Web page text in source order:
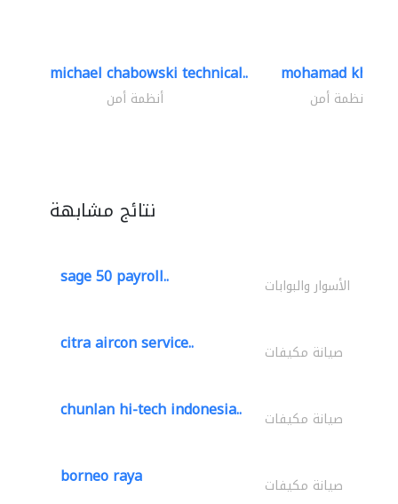
michael chabowski technical..
أنظمة أمن
mohamad khayat
أنظمة أمن
نتائج مشابهة
sage 50 payroll.. الأسوار والبوابات
citra aircon service.. صيانة مكيفات
chunlan hi-tech indonesia.. صيانة مكيفات
borneo raya صيانة مكيفات